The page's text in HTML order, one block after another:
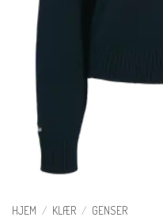
HJEM / KLÆR / GENSER